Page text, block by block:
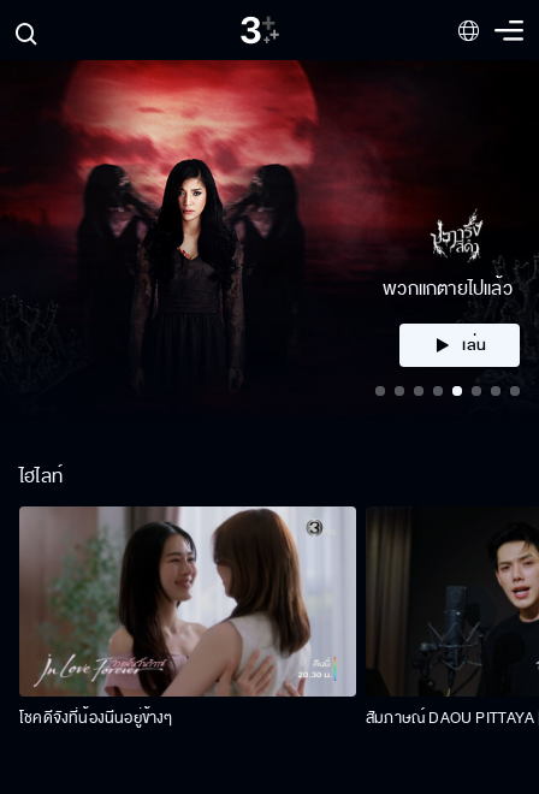
คลิก
ไฮไลท์
โชคดีจังที่น้องนีนอยู่ข้างๆ สัมภาษณ์ DAOU PITTAYA